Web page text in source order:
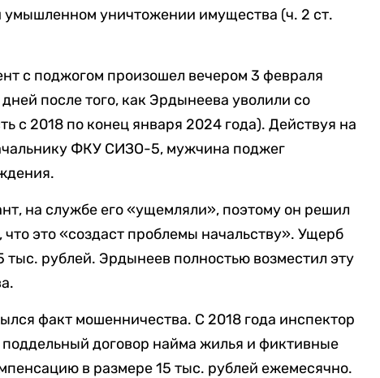
умышленном уничтожении имущества (ч. 2 ст.
с поджогом произошел вечером 3 февраля
после того, как Эрдынеева уволили со
с 2018 по конец января 2024 года). Действуя на
ФКУ СИЗО-5, мужчина поджег
на службе его «ущемляли», поэтому он решил
это «создаст проблемы начальству». Ущерб
тыс. рублей. Эрдынеев полностью возместил эту
факт мошенничества. С 2018 года инспектор
договор найма жилья и фиктивные
в размере 15 тыс. рублей ежемесячно.